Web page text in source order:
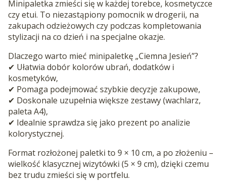
Minipaletka zmieści się w każdej torebce, kosmetyczce
czy etui. To niezastąpiony pomocnik w drogerii, na
zakupach odzieżowych czy podczas kompletowania
stylizacji na co dzień i na specjalne okazje.
Dlaczego warto mieć minipaletkę „Ciemna Jesień”?
✔ Ułatwia dobór kolorów ubrań, dodatków i
kosmetyków,
✔ Pomaga podejmować szybkie decyzje zakupowe,
✔ Doskonale uzupełnia większe zestawy (wachlarz,
paleta A4),
✔ Idealnie sprawdza się jako prezent po analizie
kolorystycznej.
Format rozłożonej paletki to 9 × 10 cm, a po złożeniu –
wielkość klasycznej wizytówki (5 × 9 cm), dzięki czemu
bez trudu zmieści się w portfelu.